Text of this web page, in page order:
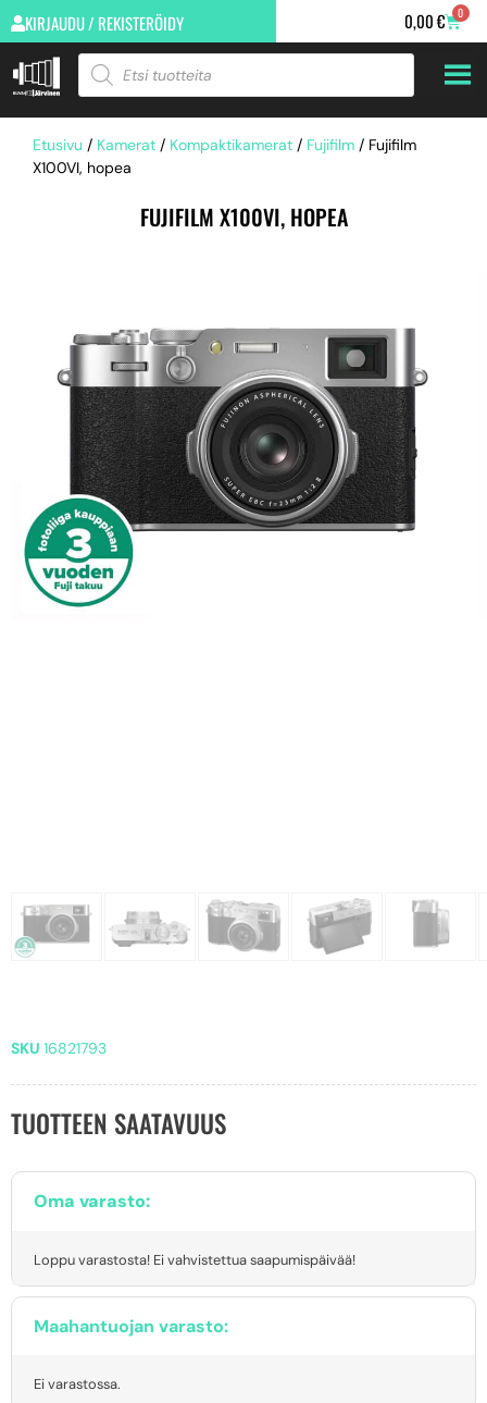
KIRJAUDU / REKISTERÖIDY 0,00€ 0
Etusivu / Kamerat / Kompaktikamerat / Fujifilm / Fujifilm
X100VI, hopea
FUJIFILM X100VI, HOPEA
SKU 16821793
TUOTTEEN SAATAVUUS
Oma varasto:
Loppu varastosta! Ei vahvistettua saapumispäivää!
Maahantuojan varasto:
Ei varastossa.